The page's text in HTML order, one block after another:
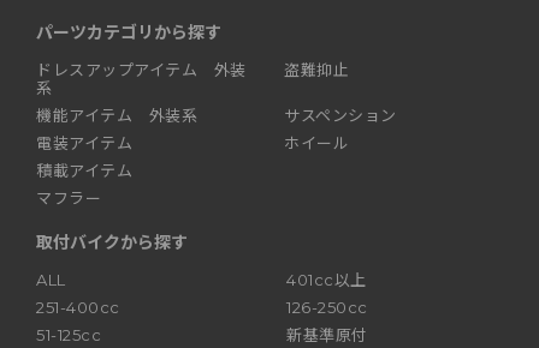
パーツカテゴリから探す
ドレスアップアイテム 外装
系
機能アイテム 外装系
電装アイテム
積載アイテム
マフラー
盗難抑止
サスペンション
ホイール
取付バイクから探す
ALL
401cc以上
251-400cc
126-250cc
51-125cc
新基準原付